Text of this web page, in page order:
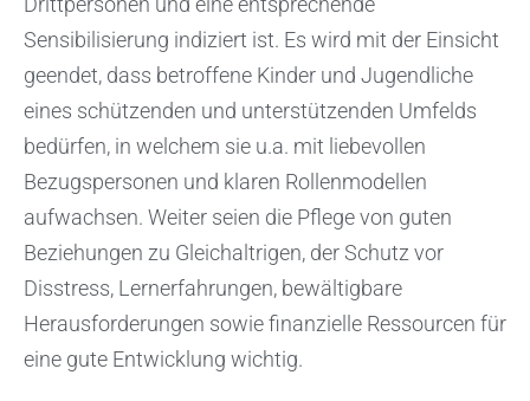
Sensibilisierung indiziert ist. Es wird mit der Einsicht
geendet, dass betroffene Kinder und Jugendliche
eines schützenden und unterstützenden Umfelds
bedürfen, in welchem sie u.a. mit liebevollen
Bezugspersonen und klaren Rollenmodellen
aufwachsen. Weiter seien die Pflege von guten
Beziehungen zu Gleichaltrigen, der Schutz vor
Disstress, Lernerfahrungen, bewältigbare
Herausforderungen sowie finanzielle Ressourcen für
eine gute Entwicklung wichtig.